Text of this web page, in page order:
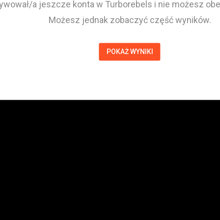
a jeszcze konta w Turborebels i nie możesz
Możesz jednak zobaczyć część wyników.
POKAŻ WYNIKI
Damian Prabucki